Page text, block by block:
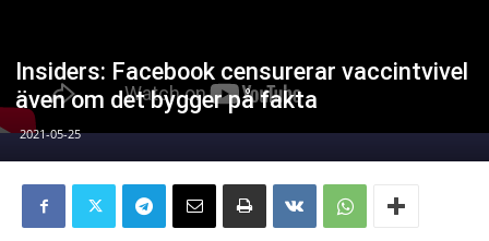
Insiders: Facebook censurerar vaccintvivel
även om det bygger på fakta
2021-05-25